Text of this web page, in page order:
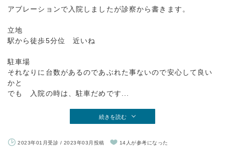
アブレーションで入院しましたが診察から書きます。
立地
駅から徒歩5分位 近いね
駐車場
それなりに台数があるのであぶれた事ないので安心して良い
かと
でも 入院の時は、駐車だめです...
続きを読む
2023年01月受診 / 2023年03月投稿 14人が参考になった